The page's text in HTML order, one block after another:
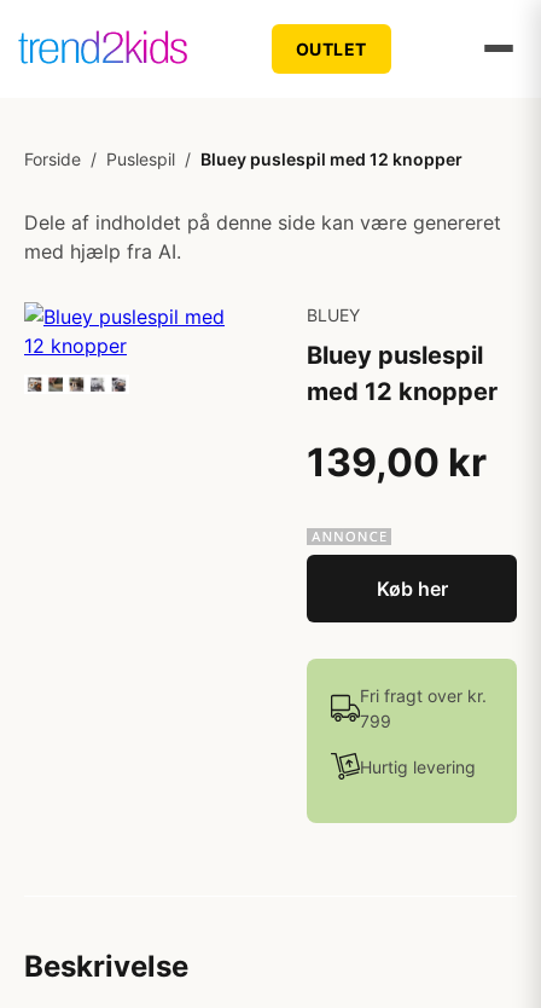
OUTLET
Forside / Puslespil / Bluey puslespil med 12 knopper
Dele af indholdet på denne side kan være genereret
med hjælp fra AI.
BLUEY
Bluey puslespil
med 12 knopper
139,00 kr
Køb her
Fri fragt over kr.
799
Hurtig levering
Beskrivelse